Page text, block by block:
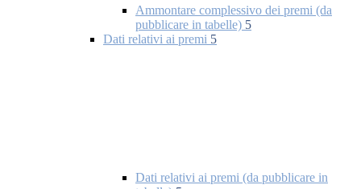
Ammontare complessivo dei premi (da
pubblicare in tabelle) 5
Dati relativi ai premi 5
Dati relativi ai premi (da pubblicare in